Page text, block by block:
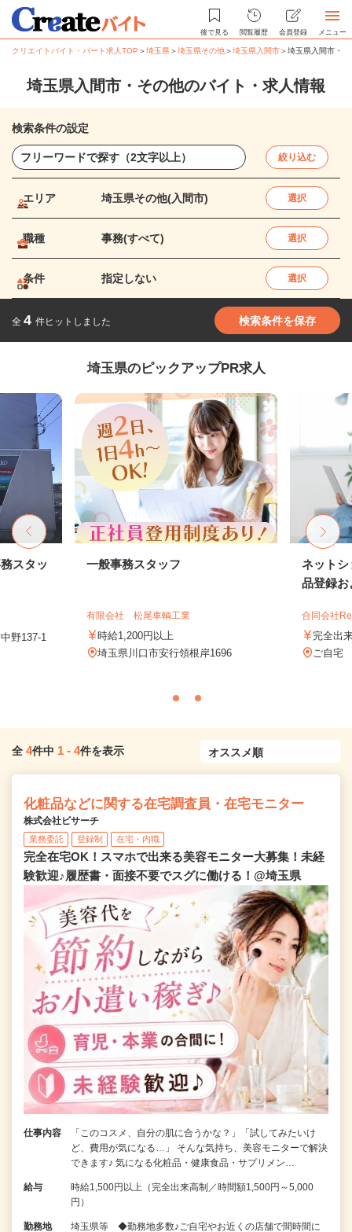
後で見る 閲覧履歴 会員登録 メニュー
クリエイトバイト・パート求人TOP ＞埼玉県＞埼玉県その他＞埼玉県入間市＞埼玉県入間市・
埼玉県入間市・その他のバイト・求人情報
検索条件の設定
絞り込む
エリア 埼玉県その他(入間市) 選択
職種 事務(すべて) 選択
条件 指定しない 選択
全 4 件ヒットしました 検索条件を保存
埼玉県のピックアップPR求人
スタッ
野137-1
一般事務スタッフ
有限会社 松尾車輌工業
時給1,200円以上
埼玉県川口市安行領根岸1696
ネットシ
品登録お
合同会社
完全出
ご自宅
全 4件中 1 - 4件を表示
化粧品などに関する在宅調査員・在宅モニター
株式会社ビサーチ
業務委託 登録制 在宅・内職
完全在宅OK！スマホで出来る美容モニター大募集！未経
験歓迎♪履歴書・面接不要でスグに働ける！@埼玉県
仕事内容
「このコスメ、自分の肌に合うかな？」「試してみたいけ
ど、費用が気になる…」 そんな気持ち、美容モニターで解決
できます♪ 気になる化粧品・健康食品・サプリメン…
給与
時給1,500円以上（完全出来高制／時間額1,500円～5,000
円）
勤務地
埼玉県等 ◆勤務地多数♪ご自宅やお近くの店舗で間時間に